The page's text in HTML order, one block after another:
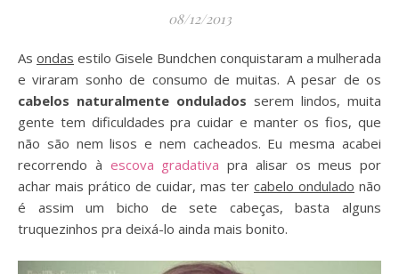
08/12/2013
As ondas estilo Gisele Bundchen conquistaram a mulherada
e viraram sonho de consumo de muitas. A pesar de os
cabelos naturalmente ondulados serem lindos, muita
gente tem dificuldades pra cuidar e manter os fios, que
não são nem lisos e nem cacheados. Eu mesma acabei
recorrendo à escova gradativa pra alisar os meus por
achar mais prático de cuidar, mas ter cabelo ondulado não
é assim um bicho de sete cabeças, basta alguns
truquezinhos pra deixá-lo ainda mais bonito.